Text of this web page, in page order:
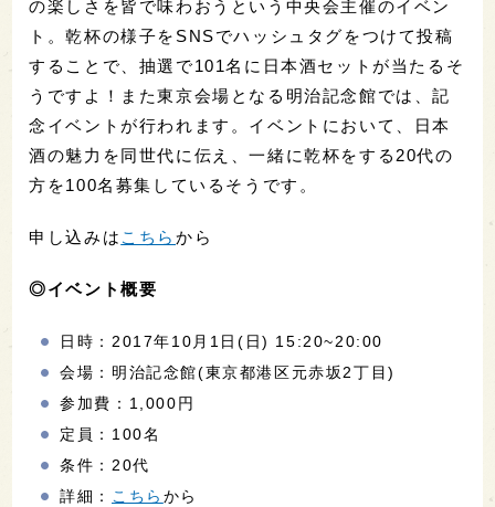
の楽しさを皆で味わおうという中央会主催のイベン
ト。乾杯の様子をSNSでハッシュタグをつけて投稿
することで、抽選で101名に日本酒セットが当たるそ
うですよ！また東京会場となる明治記念館では、記
念イベントが行われます。イベントにおいて、日本
酒の魅力を同世代に伝え、一緒に乾杯をする20代の
方を100名募集しているそうです。
申し込みは こちらから
◎イベント概要
日時：2017年10月1日(日) 15:20~20:00
会場：明治記念館(東京都港区元赤坂2丁目)
参加費：1,000円
定員：100名
条件：20代
詳細： こちら から